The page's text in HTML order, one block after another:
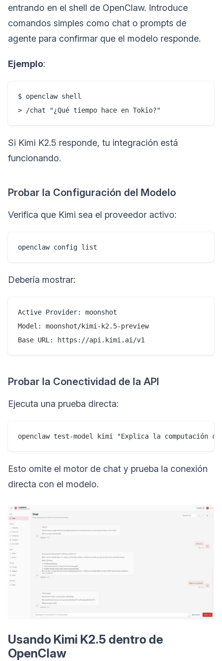
entrando en el shell de OpenClaw. Introduce
comandos simples como chat o prompts de
agente para confirmar que el modelo responde.
Ejemplo:
$ openclaw shell
Si Kimi K2.5 responde, tu integración está
funcionando.
Probar la Configuración del Modelo
Verifica que Kimi sea el proveedor activo:
Debería mostrar:
Active Provider: moonshot
Model: moonshot/kimi-k2.5-preview
Probar la Conectividad de la API
Ejecuta una prueba directa:
Esto omite el motor de chat y prueba la conexión
directa con el modelo.
Usando Kimi K2.5 dentro de
OpenClaw